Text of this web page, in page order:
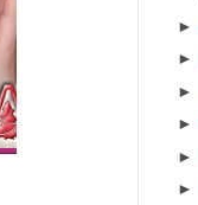
►
►
►
►
►
►